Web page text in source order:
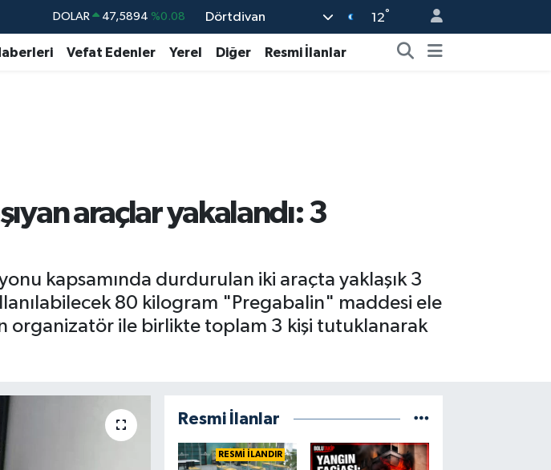
DOLAR 47,5894 %0.08
EURO 55,0398 %-0.02
Dörtdivan 12°
Vefat Edenler Yerel Diğer Resmi İlanlar
araçlar yakalandı: 3
kapsamında durdurulan iki araçta yaklaşık 3
80 kilogram "Pregabalin" maddesi ele
organizatör ile birlikte toplam 3 kişi tutuklanarak
Resmi İlanlar
RESMİ İLANDIR